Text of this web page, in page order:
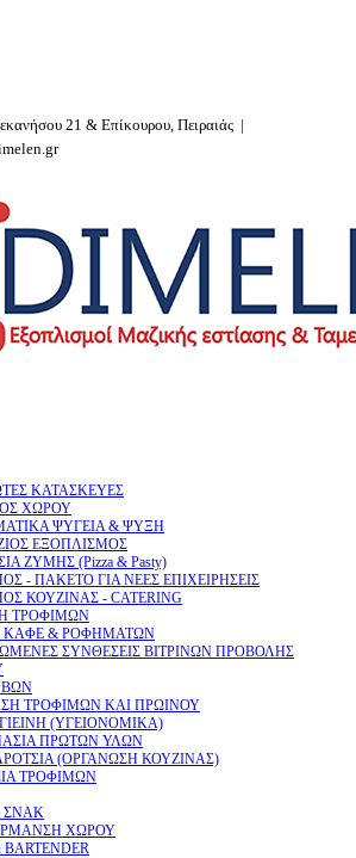
21 & Επίκουρου, Πειραιάς |
ΚΑΤΑΣΚΕΥΕΣ
ΧΩΡΟΥ
ΨΥΓΕΙΑ & ΨΥΞΗ
ΕΞΟΠΛΙΣΜΟΣ
ΖΥΜΗΣ (Pizza & Pasty)
- ΠΑΚΕΤΟ ΓΙΑ ΝΕΕΣ ΕΠΙΧΕΙΡΗΣΕΙΣ
ΚΟΥΖΙΝΑΣ - CATERING
ΤΡΟΦΙΜΩΝ
& ΡΟΦΗΜΑΤΩΝ
ΣΥΝΘΕΣΕΙΣ ΒΙΤΡΙΝΩΝ ΠΡΟΒΟΛΗΣ
ΤΡΟΦΙΜΩΝ ΚΑΙ ΠΡΩΙΝΟΥ
(ΥΓΕΙΟΝΟΜΙΚΑ)
ΠΡΩΤΩΝ ΥΛΩΝ
(ΟΡΓΑΝΩΣΗ ΚΟΥΖΙΝΑΣ)
ΤΡΟΦΙΜΩΝ
ΣΝΑΚ
ΧΩΡΟΥ